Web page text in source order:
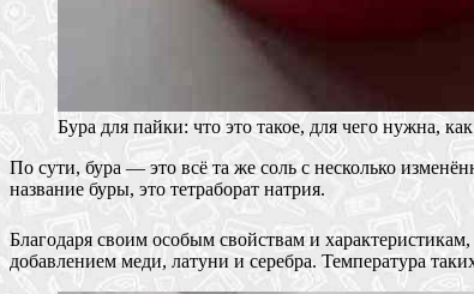
Бура для пайки: что это такое, для чего нужна, как
По сути, бура — это всё та же соль с несколько
название буры, это тетраборат натрия.
Благодаря своим особым свойствам и
добавлением меди, латуни и серебра. Температура